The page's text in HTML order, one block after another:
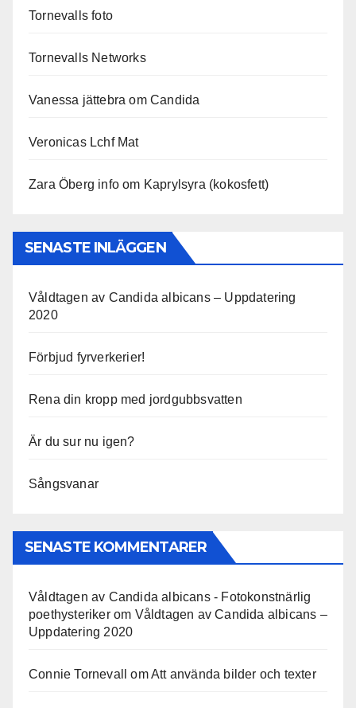
Tornevalls foto
Tornevalls Networks
Vanessa jättebra om Candida
Veronicas Lchf Mat
Zara Öberg info om Kaprylsyra (kokosfett)
SENASTE INLÄGGEN
Våldtagen av Candida albicans – Uppdatering
2020
Förbjud fyrverkerier!
Rena din kropp med jordgubbsvatten
Är du sur nu igen?
Sångsvanar
SENASTE KOMMENTARER
Våldtagen av Candida albicans - Fotokonstnärlig
poethysterikerom Våldtagen av Candida albicans –
Uppdatering 2020
Connie Tornevall omAtt använda bilder och texter